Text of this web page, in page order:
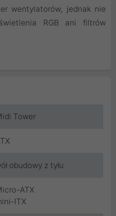
wentylatorów, jednak nie
RGB ani filtrów
Tower
obudowy z tyłu
ATX
ITX